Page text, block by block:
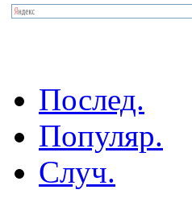
Послед.
Популяр.
Случ.